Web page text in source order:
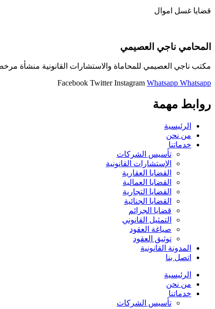
قضايا غسل اموال
المحامي ناجي العصيمي
مكتب ناجي العصيمي للمحاماة والاستشارات القانونية منشأة
Facebook Twitter Instagram Whatsapp Whatsapp
روابط مهمة
الرئيسية
من نحن
خدماتنا
تأسيس الشركات
الإستشارات القانونية
القضايا العقارية
القضايا العمالية
القضايا التجارية
القضايا الجنائية
قضايا الجرائم
التمثيل القانوني
صياغة العقود
توثيق العقود
المدونة القانونية
اتصل بنا
الرئيسية
من نحن
خدماتنا
تأسيس الشركات